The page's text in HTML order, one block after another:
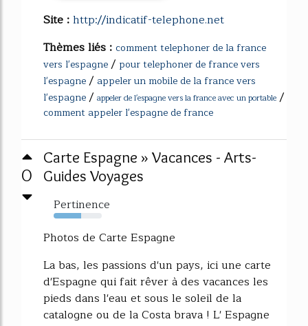
Site :http://indicatif-telephone.net
Thèmes liés : comment telephoner de la france
vers l'espagne/ pour telephoner de france vers
l'espagne/ appeler un mobile de la france vers
l'espagne/ appeler de l'espagne vers la france avec un portable /
comment appeler l'espagne de france
0
Carte Espagne » Vacances - Arts-
Guides Voyages
Pertinence
57%
Photos de Carte Espagne
La bas, les passions d'un pays, ici une carte
d'Espagne qui fait rêver à des vacances les
pieds dans l'eau et sous le soleil de la
catalogne ou de la Costa brava ! L' Espagne